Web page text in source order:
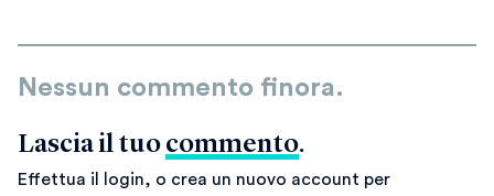
Nessun commento finora.
Lascia il tuo commento.
Effettua il login, o crea un nuovo account per